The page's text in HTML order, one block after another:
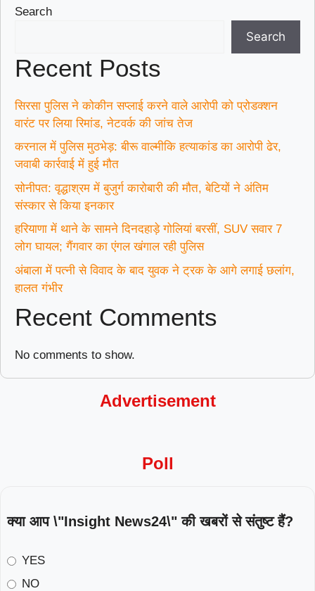
Search
Search
Recent Posts
सिरसा पुलिस ने कोकीन सप्लाई करने वाले आरोपी को प्रोडक्शन
वारंट पर लिया रिमांड, नेटवर्क की जांच तेज
करनाल में पुलिस मुठभेड़: बीरू वाल्मीकि हत्याकांड का आरोपी ढेर,
जवाबी कार्रवाई में हुई मौत
सोनीपत: वृद्धाश्रम में बुजुर्ग कारोबारी की मौत, बेटियों ने अंतिम
संस्कार से किया इनकार
हरियाणा में थाने के सामने दिनदहाड़े गोलियां बरसीं, SUV सवार 7
लोग घायल; गैंगवार का एंगल खंगाल रही पुलिस
अंबाला में पत्नी से विवाद के बाद युवक ने ट्रक के आगे लगाई छलांग,
हालत गंभीर
Recent Comments
No comments to show.
Advertisement
Poll
क्या आप \"Insight News24\" की खबरों से संतुष्ट हैं?
YES
NO